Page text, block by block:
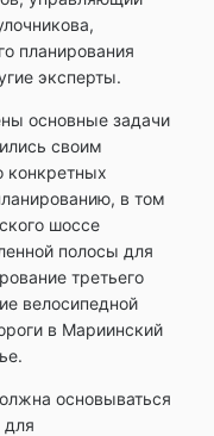
планирования
эксперты.
основные задачи
своим
конкретных
в том
шоссе
полосы для
третьего
велосипедной
в Мариинский
основываться
для